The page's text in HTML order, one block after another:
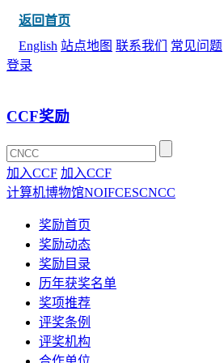
返回首页
English 站点地图 联系我们 常见问题
登录
CCF奖励
加入CCF 加入CCF
计算机博物馆NOIFCESCNCC
奖励首页
奖励动态
奖励目录
历年获奖名单
奖项推荐
评奖条例
评奖机构